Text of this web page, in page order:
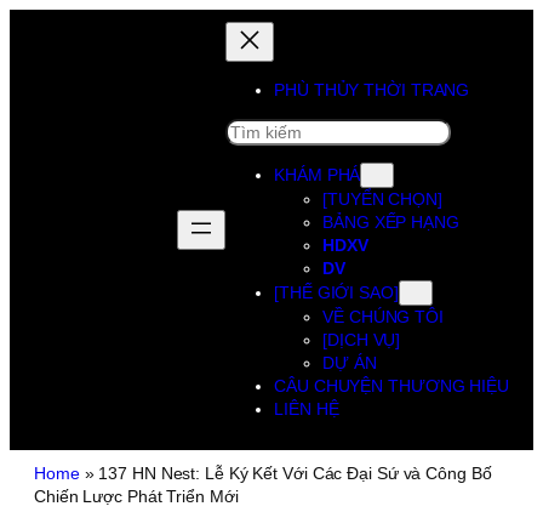
PHÙ THỦY THỜI TRANG
SEARCH
KHÁM PHÁ
[TUYỂN CHỌN]
BẢNG XẾP HẠNG
HDXV
DV
[THẾ GIỚI SAO]
VỀ CHÚNG TÔI
[DỊCH VỤ]
DỰ ÁN
CÂU CHUYỆN THƯƠNG HIỆU
LIÊN HỆ
Home» 137 HN Nest: Lễ Ký Kết Với Các Đại Sứ và Công Bố
Chiến Lược Phát Triển Mới